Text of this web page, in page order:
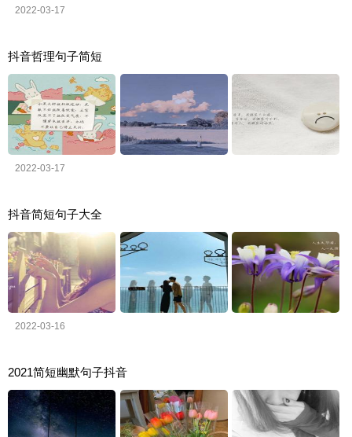
2022-03-17
抖音哲理句子简短
2022-03-17
抖音简短句子大全
2022-03-16
2021简短幽默句子抖音